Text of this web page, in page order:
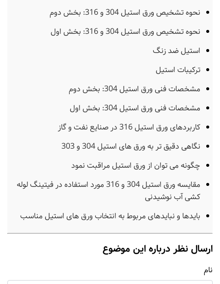
نحوه تشخیص ورق استیل 304 و 316: بخش دوم
نحوه تشخیص ورق استیل 304 و 316: بخش اول
استیل ضد زنگ
ترکیبات استیل
مشخصات فنی ورق استیل 304: بخش دوم
مشخصات فنی ورق استیل 304: بخش اول
کاربردهای ورق استیل 316 در صنایع نفت و گاز
نگاهی دقیق تر به ورق های استیل 304 و 303
چگونه می توان از ورق استیل مراقبت نمود
مقایسه ورق استیل 304 و 316 مورد استفاده در فیتینگ لوله
کشی آب نوشیدنی
بایدها و نبایدهای مربوط به انتخاب ورق های استیل مناسب
ارسال نظر درباره این موضوع
نام